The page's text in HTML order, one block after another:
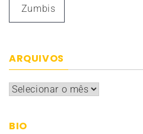
Zumbis
ARQUIVOS
Arquivos
BIO